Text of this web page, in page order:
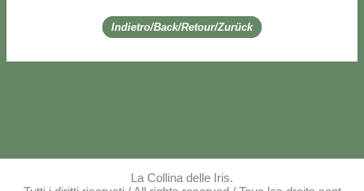
Indietro/Back/Retour/Zurück
La Collina delle Iris.